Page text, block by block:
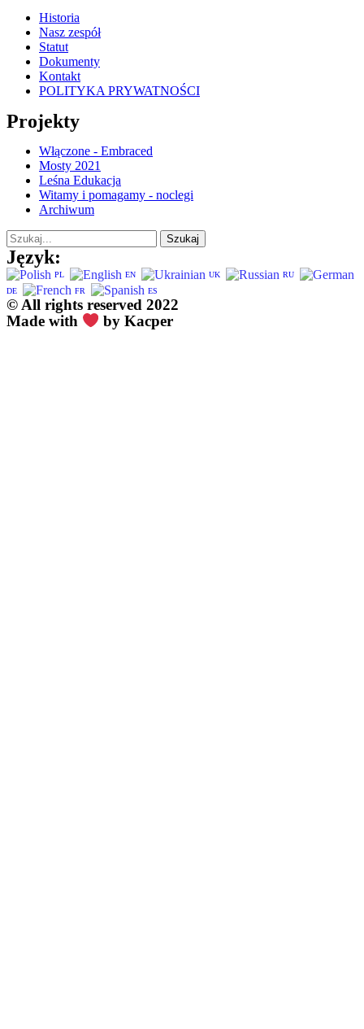
Historia
Nasz zespół
Statut
Dokumenty
Kontakt
POLITYKA PRYWATNOŚCI
Projekty
Włączone - Embraced
Mosty 2021
Leśna Edukacja
Witamy i pomagamy - noclegi
Archiwum
Szukaj
Język:
PL EN UK
RU
DE
FR ES
© All rights reserved 2022
Made with
by Kacper